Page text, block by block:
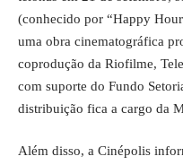
(conhecido por “Happy
uma obra cinematográfica
coprodução da Riofilme,
com suporte do Fundo
distribuição fica a cargo da
Além disso, a Cinépolis